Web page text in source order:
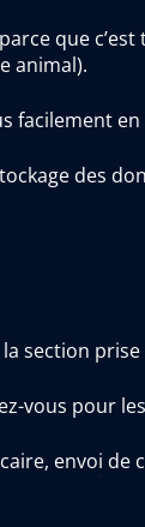
que
animal).
facilement
des
section
vous pour
envoi de